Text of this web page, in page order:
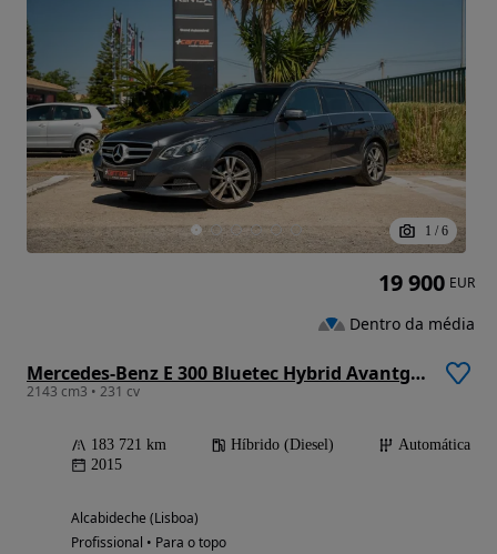
1 / 6
Mercedes-Benz E 300 Bluetec Hybrid Avantgarde
2143 cm3 • 231 cv
183 721 km Híbrido (Diesel)
Automática
2015
Alcabideche (Lisboa)
Profissional • Para o topo
19 900 EUR
Dentro da média